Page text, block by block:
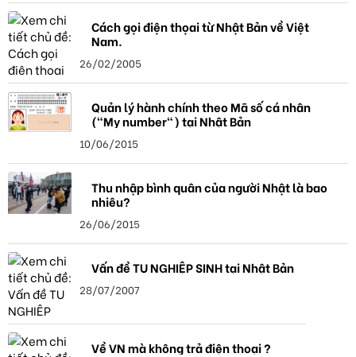
Cách gọi điện thọai từ Nhật Bản về Việt
Nam.
26/02/2005
Quản lý hành chính theo Mã số cá nhân
("My number") tại Nhật Bản
10/06/2015
Thu nhập bình quân của người Nhật là bao
nhiêu?
26/06/2015
Vấn đề TU NGHIỆP SINH tại Nhật Bản
28/07/2007
Về VN mà không trả điện thoại ?